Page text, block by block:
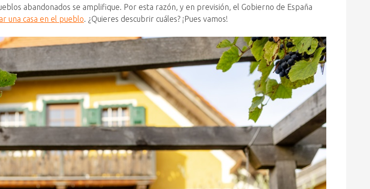
abandonados se amplifique. Por esta razón, y en previsión, el Gobierno de España
una casa en el pueblo. ¿Quieres descubrir cuáles? ¡Pues vamos!